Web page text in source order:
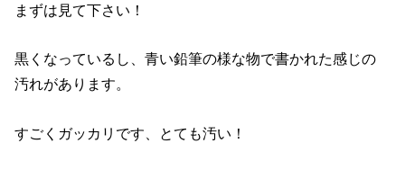
まずは見て下さい！
黒くなっているし、青い鉛筆の様な物で書かれた感じの
汚れがあります。
すごくガッカリです、とても汚い！